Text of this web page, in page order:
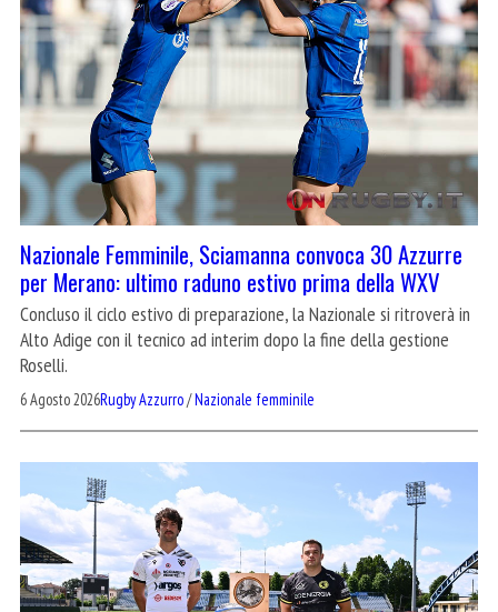
Nazionale Femminile, Sciamanna convoca 30 Azzurre
per Merano: ultimo raduno estivo prima della WXV
Concluso il ciclo estivo di preparazione, la Nazionale si ritroverà in
Alto Adige con il tecnico ad interim dopo la fine della gestione
Roselli.
6 Agosto 2026Rugby Azzurro/Nazionale femminile